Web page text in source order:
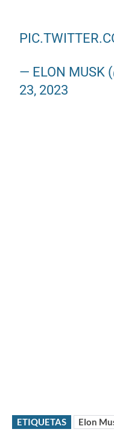
— ELON MUSK
23, 2023
ETIQUETAS Elon